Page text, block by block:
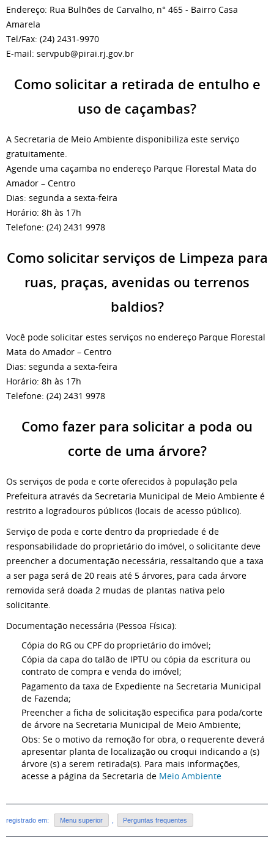
Endereço: Rua Bulhões de Carvalho, n° 465 - Bairro Casa
Amarela
Tel/Fax: (24) 2431-9970
E-mail: servpub@pirai.rj.gov.br
Como solicitar a retirada de entulho e
uso de caçambas?
A Secretaria de Meio Ambiente disponibiliza este serviço
gratuitamente.
Agende uma caçamba no endereço Parque Florestal Mata do
Amador – Centro
Dias: segunda a sexta-feira
Horário: 8h às 17h
Telefone: (24) 2431 9978
Como solicitar serviços de Limpeza para
ruas, praças, avenidas ou terrenos
baldios?
Você pode solicitar estes serviços no endereço Parque Florestal
Mata do Amador – Centro
Dias: segunda a sexta-feira
Horário: 8h às 17h
Telefone: (24) 2431 9978
Como fazer para solicitar a poda ou
corte de uma árvore?
Os serviços de poda e corte oferecidos à população pela
Prefeitura através da Secretaria Municipal de Meio Ambiente é
restrito a logradouros públicos (locais de acesso público).
Serviço de poda e corte dentro da propriedade é de
responsabilidade do proprietário do imóvel, o solicitante deve
preencher a documentação necessária, ressaltando que a taxa
a ser paga será de 20 reais até 5 árvores, para cada árvore
removida será doada 2 mudas de plantas nativa pelo
solicitante.
Documentação necessária (Pessoa Física):
Cópia do RG ou CPF do proprietário do imóvel;
Cópia da capa do talão de IPTU ou cópia da escritura ou
contrato de compra e venda do imóvel;
Pagamento da taxa de Expediente na Secretaria Municipal
de Fazenda;
Preencher a ficha de solicitação especifica para poda/corte
de árvore na Secretaria Municipal de Meio Ambiente;
Obs: Se o motivo da remoção for obra, o requerente deverá
apresentar planta de localização ou croqui indicando a (s)
árvore (s) a serem retirada(s). Para mais informações,
acesse a página da Secretaria de Meio Ambiente
registrado em: Menu superior Perguntas frequentes